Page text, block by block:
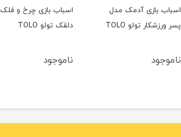
اسباب بازی آدمک مدل
پسر ورزشکار تولو TOLO
ناموجود
اسباب بازی چرخ و فلک
دلقک تولو TOLO
ناموجود